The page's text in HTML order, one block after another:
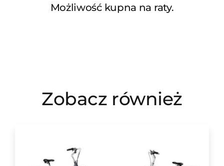
Możliwość kupna na raty.
Zobacz również